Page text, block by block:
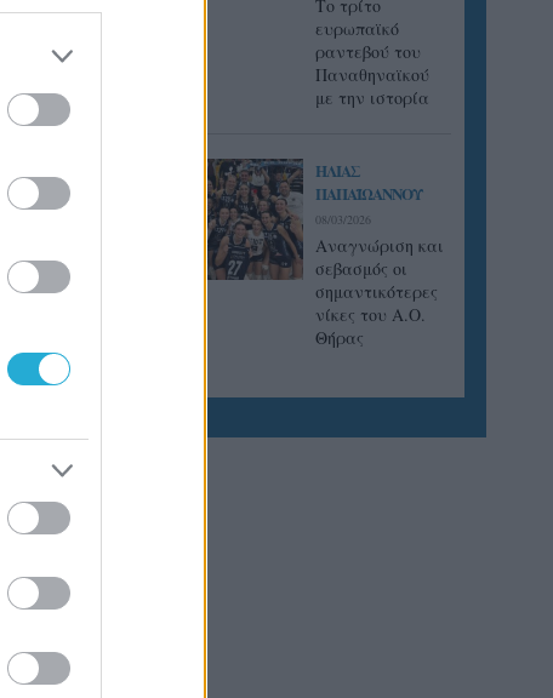
Tο τρίτο
ευρωπαϊκό
ραντεβού του
Παναθηναϊκού
με την ιστορία
ΗΛΙΑΣ
ΠΑΠΑΪΩΑΝΝΟΥ
08/03/2026
Αναγνώριση και
σεβασμός οι
σημαντικότερες
νίκες του Α.Ο.
Θήρας